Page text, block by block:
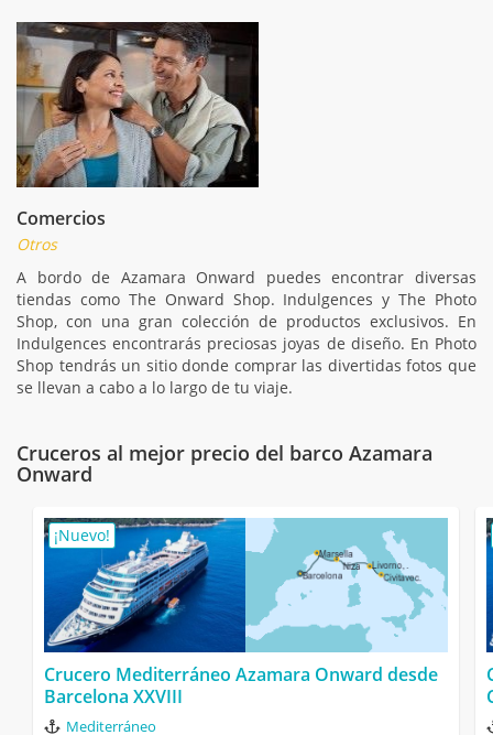
Comercios
Otros
A bordo de Azamara Onward puedes encontrar diversas
tiendas como The Onward Shop. Indulgences y The Photo
Shop, con una gran colección de productos exclusivos. En
Indulgences encontrarás preciosas joyas de diseño. En Photo
Shop tendrás un sitio donde comprar las divertidas fotos que
se llevan a cabo a lo largo de tu viaje.
Cruceros al mejor precio del barco Azamara
Onward
¡Nuevo!
Crucero Mediterráneo Azamara Onward desde
Barcelona XXVIII
Mediterráneo